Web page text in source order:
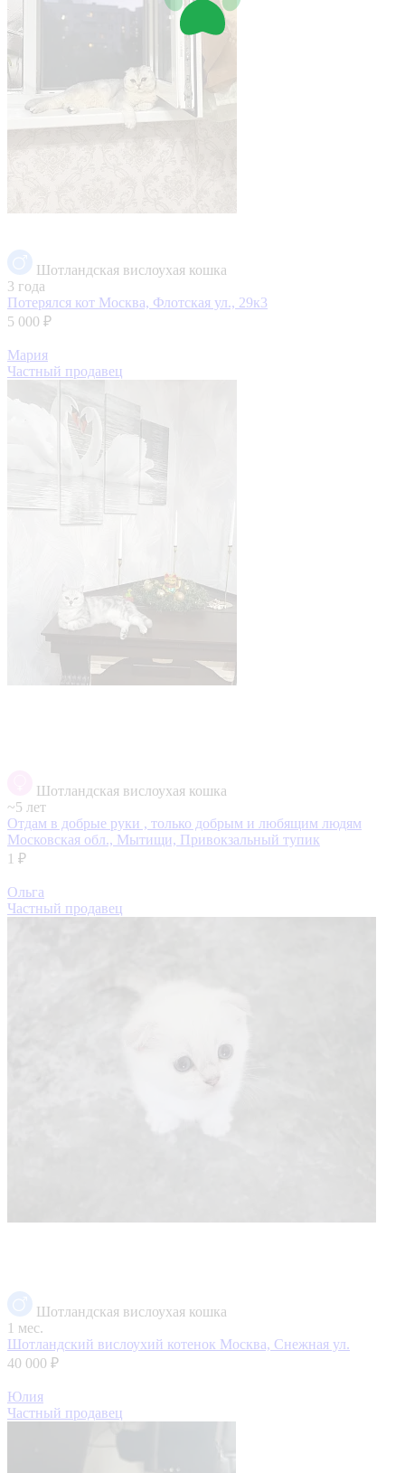
Шотландская вислоухая кошка
3 года
Потерялся кот Москва, Флотская ул., 29к3
5 000 ₽
Мария
Частный продавец
Шотландская вислоухая кошка
~5 лет
Отдам в добрые руки , только добрым и любящим людям
Московская обл., Мытищи, Привокзальный тупик
1 ₽
Ольга
Частный продавец
Шотландская вислоухая кошка
1 мес.
Шотландский вислоухий котенок Москва, Снежная ул.
40 000 ₽
Юлия
Частный продавец